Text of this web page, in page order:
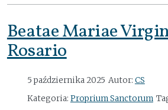
Beatae Mariae
Rosario
5 października 2025 Autor: CS
Kategoria: Proprium Sanctorum